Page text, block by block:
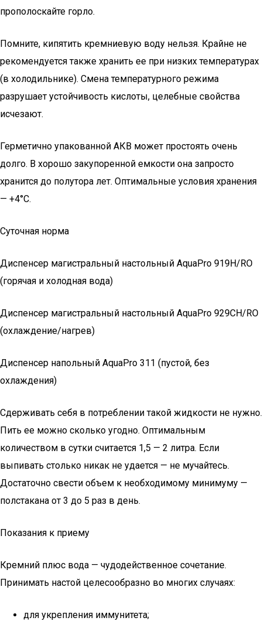
прополоскайте горло.
Помните, кипятить кремниевую воду нельзя. Крайне не
рекомендуется также хранить ее при низких температурах
(в холодильнике). Смена температурного режима
разрушает устойчивость кислоты, целебные свойства
исчезают.
Герметично упакованной АКВ может простоять очень
долго. В хорошо закупоренной емкости она запросто
хранится до полутора лет. Оптимальные условия хранения
— +4°C.
Суточная норма
Диспенсер магистральный настольный AquaPro 919H/RO
(горячая и холодная вода)
Диспенсер магистральный настольный AquaPro 929CH/RO
(охлаждение/нагрев)
Диспенсер напольный AquaPro 311 (пустой, без
охлаждения)
Сдерживать себя в потреблении такой жидкости не нужно.
Пить ее можно сколько угодно. Оптимальным
количеством в сутки считается 1,5 — 2 литра. Если
выпивать столько никак не удается — не мучайтесь.
Достаточно свести объем к необходимому минимуму —
полстакана от 3 до 5 раз в день.
Показания к приему
Кремний плюс вода — чудодейственное сочетание.
Принимать настой целесообразно во многих случаях:
для укрепления иммунитета;